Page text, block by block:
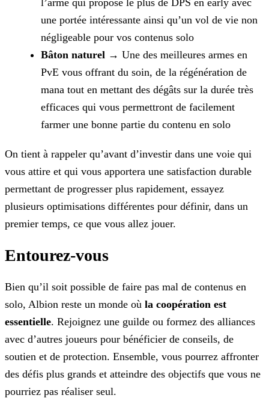
l’arme qui propose le plus de DPS en early avec
une portée intéressante ainsi qu’un vol de vie non
négligeable pour vos contenus solo
Bâton naturel → Une des meilleures armes en
PvE vous offrant du soin, de la régénération de
mana tout en mettant des dégâts sur la durée très
efficaces qui vous permettront de facilement
farmer une bonne partie du contenu en solo
On tient à rappeler qu’avant d’investir dans une voie qui
vous attire et qui vous apportera une satisfaction durable
permettant de progresser plus rapidement, essayez
plusieurs optimisations différentes pour définir, dans un
premier temps, ce que vous allez jouer.
Entourez-vous
Bien qu’il soit possible de faire pas mal de contenus en
solo, Albion reste un monde où la coopération est
essentielle. Rejoignez une guilde ou formez des alliances
avec d’autres joueurs pour bénéficier de conseils, de
soutien et de protection. Ensemble, vous pourrez affronter
des défis plus grands et atteindre des objectifs que vous ne
pourriez pas réaliser seul.